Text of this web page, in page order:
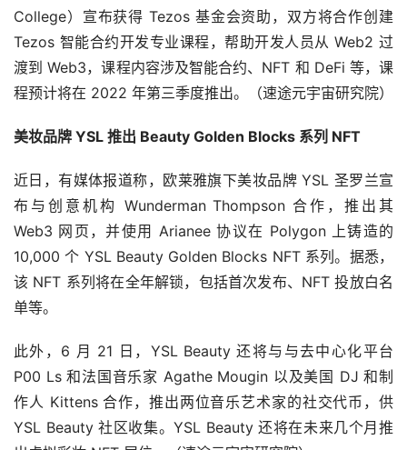
《龙与世界的尽头》。 以上产品的具体上线日期可能会根
据研发进度进行调整。 此外，公司把元宇宙作为长期的布
局方向之一，因为我们认为游戏会是元宇宙最重要的应用场
景和入口之一。公司会通过自研和投资两种方式对元宇宙进
6月16日，值得买在投资者互动平台上表示，公司对元宇宙
行业的发展非常关注，我们在进行认真研究，希望能够契合
元宇宙领域的最新发展趋势，同时结合公司的现有业务，找
到一个可以实现长效发展的商业模式。（速途元宇宙研究
院）
The Sandbox 与狮门影业达成合作，将建立电影主题元宇
宙
近日，The Sandbox 与宣布狮门影业达成合作，将推出虚
拟地块「Action City」并建立电影主题元宇宙。狮门影业